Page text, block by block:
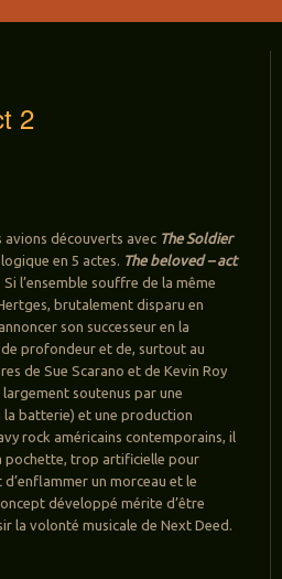
2
avions découverts avec The Soldier
en 5 actes. The beloved – act
l’ensemble souffre de la même
brutalement disparu en
son successeur en la
profondeur et de, surtout au
de Sue Scarano et de Kevin Roy
soutenus par une
la batterie) et une production
rock américains contemporains, il
pochette, trop artificielle pour
un morceau et le
développé mérite d’être
la volonté musicale de Next Deed.